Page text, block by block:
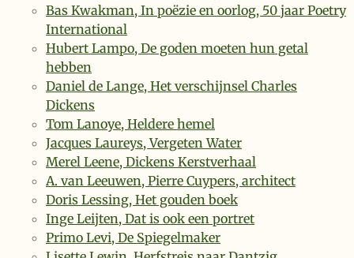
Bas Kwakman, In poëzie en oorlog, 50 jaar Poetry
International
Hubert Lampo, De goden moeten hun getal
hebben
Daniel de Lange, Het verschijnsel Charles
Dickens
Tom Lanoye, Heldere hemel
Jacques Laureys, Vergeten Water
Merel Leene, Dickens Kerstverhaal
A. van Leeuwen, Pierre Cuypers, architect
Doris Lessing, Het gouden boek
Inge Leijten, Dat is ook een portret
Primo Levi, De Spiegelmaker